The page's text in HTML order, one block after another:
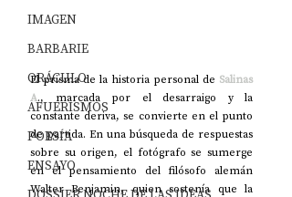
IMAGEN
BARBARIE
ORÁCULO
AFUERISMOS
POESÍA
ENSAYO
El prisma de la historia personal de Salinas
A., marcada por el desarraigo y la
constante deriva, se convierte en el punto
de partida. En una búsqueda de respuestas
sobre su origen, el fotógrafo se sumerge
en el pensamiento del filósofo alemán
Walter Benjamin, quien sostenía que la